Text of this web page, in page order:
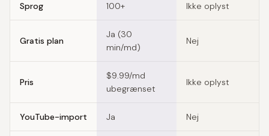
Sprog 100+ Ikke oplyst
Gratis plan
Ja (30
min/md)
Nej
Pris
$9.99/md
ubegrænset
Ikke oplyst
YouTube-import Ja Nej